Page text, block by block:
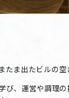
たま出たビルの空
、運営や調理の